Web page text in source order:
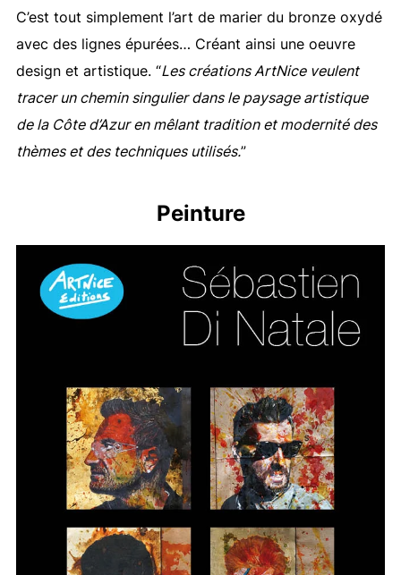
C’est tout simplement l’art de marier du bronze oxydé
avec des lignes épurées… Créant ainsi une oeuvre
design et artistique. “Les créations ArtNice veulent
tracer un chemin singulier dans le paysage artistique
de la Côte d’Azur en mêlant tradition et modernité des
thèmes et des techniques utilisés.”
Peinture